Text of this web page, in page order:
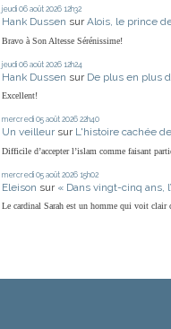
jeudi 06 août 2026 12h32
Hank Dussen sur Alois, le prince
Bravo à Son Altesse Sérénissime!
jeudi 06 août 2026 12h24
Hank Dussen sur De plus en plus
Excellent!
mercredi 05 août 2026 22h40
Un veilleur sur L'histoire cachée
Difficile d’accepter l’islam comme faisant
mercredi 05 août 2026 15h02
Eleison sur « Dans vingt-cinq ans,
Le cardinal Sarah est un homme qui voit clair